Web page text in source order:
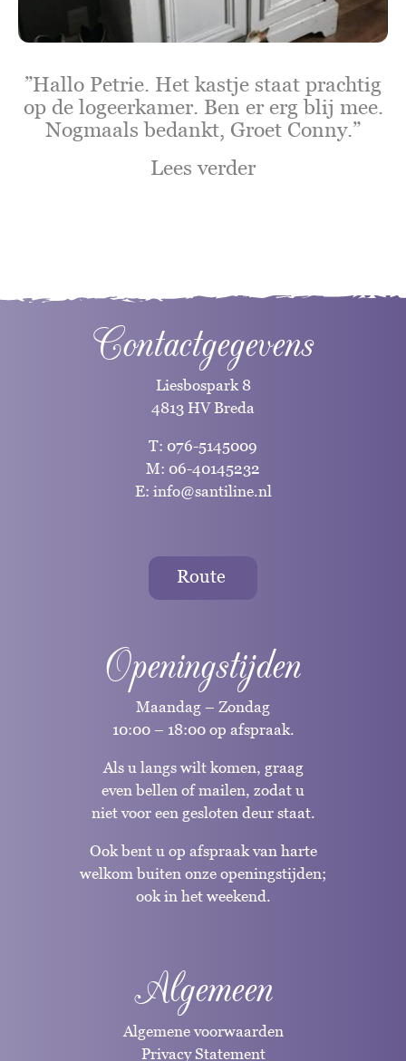
”Hallo Petrie. Het kastje staat prachtig
op de logeerkamer. Ben er erg blij mee.
Nogmaals bedankt, Groet Conny.”
Lees verder
Contactgegevens
Liesbospark 8
4813 HV Breda
T: 076-5145009
M: 06-40145232
E: info@santiline.nl
Route
Openingstijden
Maandag – Zondag
10:00 – 18:00 op afspraak.
Als u langs wilt komen, graag
even bellen of mailen, zodat u
niet voor een gesloten deur staat.
Ook bent u op afspraak van harte
welkom buiten onze openingstijden;
ook in het weekend.
Algemeen
Algemene voorwaarden
Privacy Statement